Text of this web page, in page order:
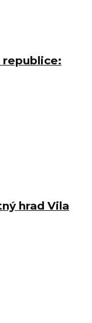
republice:
hrad Vila